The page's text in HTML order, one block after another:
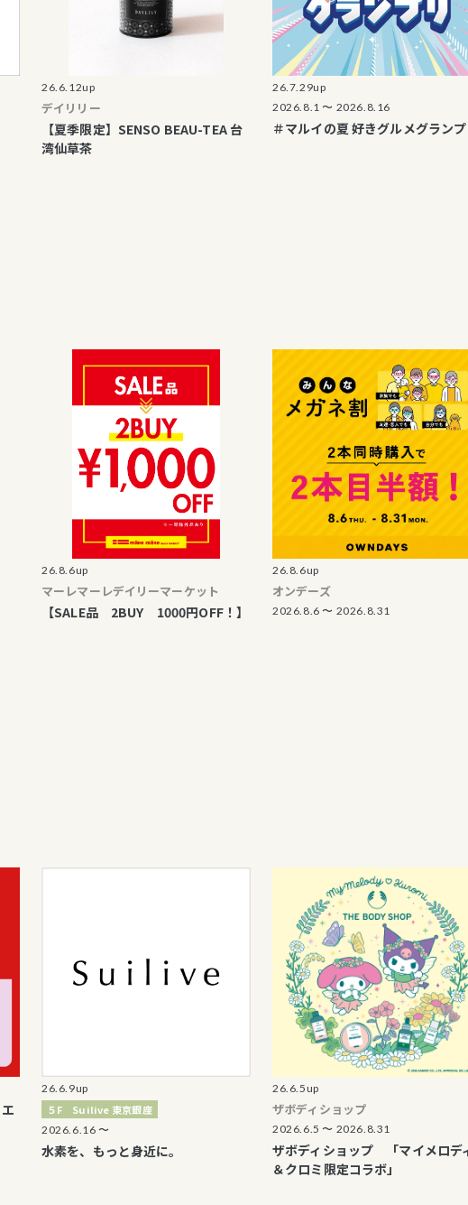
26.6.12up
デイリリー
【夏季限定】SENSO BEAU-TEA 台
湾仙草茶
26.7.29up
2026.8.1 〜 2026.8.16
＃マルイの夏 好きグルメグランプリ
26.8.6up
マーレマーレデイリーマーケット
【SALE品 2BUY 1000円OFF！】
26.8.6up
オンデーズ
2026.8.6 〜 2026.8.31
26.6.9up
５F Suilive 東京銀座
2026.6.16 〜
水素を、もっと身近に。
26.6.5up
ザボディショップ
2026.6.5 〜 2026.8.31
ザボディショップ 「マイメロディ
＆クロミ限定コラボ」